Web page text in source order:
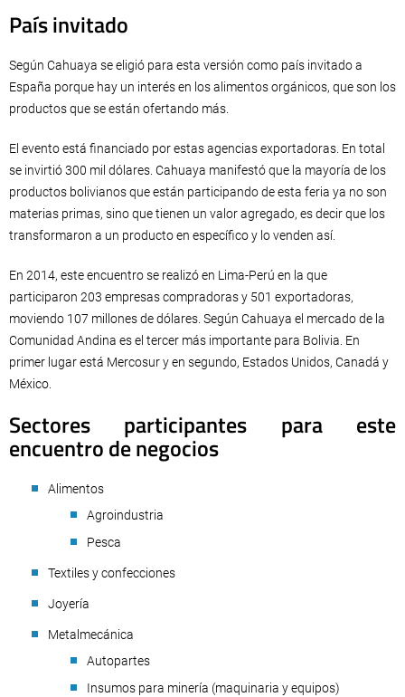
País invitado
Según Cahuaya se eligió para esta versión como país invitado a
España porque hay un interés en los alimentos orgánicos, que son los
productos que se están ofertando más.
El evento está financiado por estas agencias exportadoras. En total
se invirtió 300 mil dólares. Cahuaya manifestó que la mayoría de los
productos bolivianos que están participando de esta feria ya no son
materias primas, sino que tienen un valor agregado, es decir que los
transformaron a un producto en específico y lo venden así.
En 2014, este encuentro se realizó en Lima-Perú en la que
participaron 203 empresas compradoras y 501 exportadoras,
moviendo 107 millones de dólares. Según Cahuaya el mercado de la
Comunidad Andina es el tercer más importante para Bolivia. En
primer lugar está Mercosur y en segundo, Estados Unidos, Canadá y
México.
Sectores participantes para este
encuentro de negocios
Alimentos
Agroindustria
Pesca
Textiles y confecciones
Joyería
Metalmecánica
Autopartes
Insumos para minería (maquinaria y equipos)